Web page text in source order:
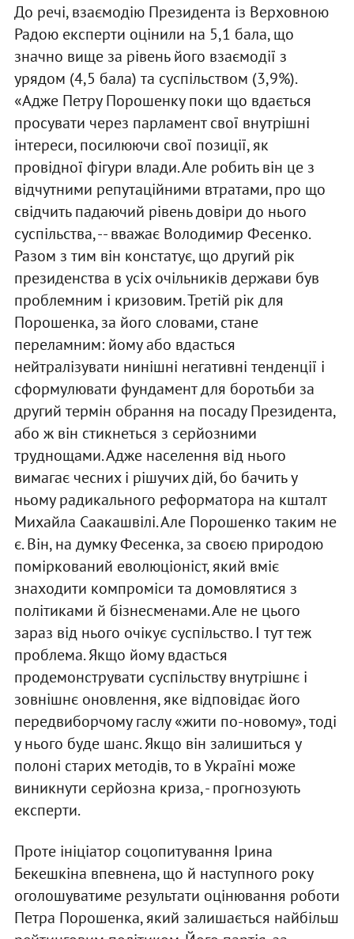
До речі, взаємодію Президента із Верховною
Радою експерти оцінили на 5,1 бала, що
значно вище за рівень його взаємодії з
урядом (4,5 бала) та суспільством (3,9%).
«Адже Петру Порошенку поки що вдається
просувати через парламент свої внутрішні
інтереси, посилюючи свої позиції, як
провідної фігури влади. Але робить він це з
відчутними репутаційними втратами, про що
свідчить падаючий рівень довіри до нього
суспільства, -- вважає Володимир Фесенко.
Разом з тим він констатує, що другий рік
президенства в усіх очільників держави був
проблемним і кризовим. Третій рік для
Порошенка, за його словами, стане
переламним: йому або вдасться
нейтралізувати нинішні негативні тенденції і
сформулювати фундамент для боротьби за
другий термін обрання на посаду Президента,
або ж він стикнеться з серйозними
труднощами. Адже населення від нього
вимагає чесних і рішучих дій, бо бачить у
ньому радикального реформатора на кшталт
Михайла Саакашвілі. Але Порошенко таким не
є. Він, на думку Фесенка, за своєю природою
поміркований еволюціоніст, який вміє
знаходити компроміси та домовлятися з
політиками й бізнесменами. Але не цього
зараз від нього очікує суспільство. І тут теж
проблема. Якщо йому вдасться
продемонструвати суспільству внутрішнє і
зовнішнє оновлення, яке відповідає його
передвиборчому гаслу «жити по-новому», тоді
у нього буде шанс. Якщо він залишиться у
полоні старих методів, то в Україні може
виникнути серйозна криза, - прогнозують
експерти.
Проте ініціатор соцопитування Ірина
Бекешкіна впевнена, що й наступного року
оголошуватиме результати оцінювання роботи
Петра Порошенка, який залишається найбільш